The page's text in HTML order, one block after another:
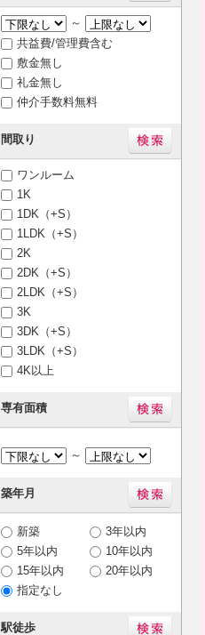
～
共益費/管理費含む
敷金無し
礼金無し
仲介手数料無料
間取り
ワンルーム
1K
1DK（+S）
1LDK（+S）
2K
2DK（+S）
2LDK（+S）
3K
3DK（+S）
3LDK（+S）
4K以上
専有面積
～
築年月
新築
3年以内
5年以内
10年以内
15年以内
20年以内
指定なし
駅徒歩